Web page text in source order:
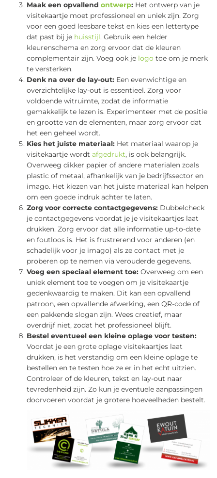
Maak een opvallend ontwerp: Het ontwerp van je
visitekaartje moet professioneel en uniek zijn. Zorg
voor een goed leesbare tekst en kies een lettertype
dat past bij je huisstijl. Gebruik een helder
kleurenschema en zorg ervoor dat de kleuren
complementair zijn. Voeg ook je logo toe om je merk
te versterken.
Denk na over de lay-out: Een evenwichtige en
overzichtelijke lay-out is essentieel. Zorg voor
voldoende witruimte, zodat de informatie
gemakkelijk te lezen is. Experimenteer met de positie
en grootte van de elementen, maar zorg ervoor dat
het een geheel wordt.
Kies het juiste materiaal: Het materiaal waarop je
visitekaartje wordt afgedrukt, is ook belangrijk.
Overweeg dikker papier of andere materialen zoals
plastic of metaal, afhankelijk van je bedrijfssector en
imago. Het kiezen van het juiste materiaal kan helpen
om een goede indruk achter te laten.
Zorg voor correcte contactgegevens: Dubbelcheck
je contactgegevens voordat je je visitekaartjes laat
drukken. Zorg ervoor dat alle informatie up-to-date
en foutloos is. Het is frustrerend voor anderen (en
schadelijk voor je imago) als ze contact met je
proberen op te nemen via verouderde gegevens.
Voeg een speciaal element toe: Overweeg om een
uniek element toe te voegen om je visitekaartje
gedenkwaardig te maken. Dit kan een opvallend
patroon, een opvallende afwerking, een QR-code of
een pakkende slogan zijn. Wees creatief, maar
overdrijf niet, zodat het professioneel blijft.
Bestel eventueel een kleine oplage voor testen:
Voordat je een grote oplage visitekaartjes laat
drukken, is het verstandig om een kleine oplage te
bestellen en te testen hoe ze er in het echt uitzien.
Controleer of de kleuren, tekst en lay-out naar
tevredenheid zijn. Zo kun je eventuele aanpassingen
doorvoeren voordat je grotere hoeveelheden bestelt.